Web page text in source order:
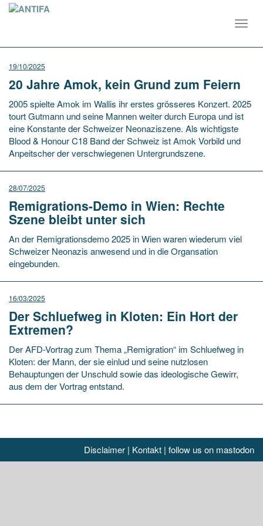
19/10/2025
20 Jahre Amok, kein Grund zum Feiern
2005 spielte Amok im Wallis ihr erstes grösseres Konzert. 2025
tourt Gutmann und seine Mannen weiter durch Europa und ist
eine Konstante der Schweizer Neonaziszene. Als wichtigste
Blood & Honour C18 Band der Schweiz ist Amok Vorbild und
Anpeitscher der verschwiegenen Untergrundszene.
28/07/2025
Remigrations-Demo in Wien: Rechte
Szene bleibt unter sich
An der Remigrationsdemo 2025 in Wien waren wiederum viel
Schweizer Neonazis anwesend und in die Organsation
eingebunden.
16/03/2025
Der Schluefweg in Kloten: Ein Hort der
Extremen?
Der AFD-Vortrag zum Thema „Remigration“ im Schluefweg in
Kloten: der Mann, der sie einlud und seine nutzlosen
Behauptungen der Unschuld sowie das ideologische Gewirr,
aus dem der Vortrag entstand.
Disclaimer | Kontakt | follow us on mastodon